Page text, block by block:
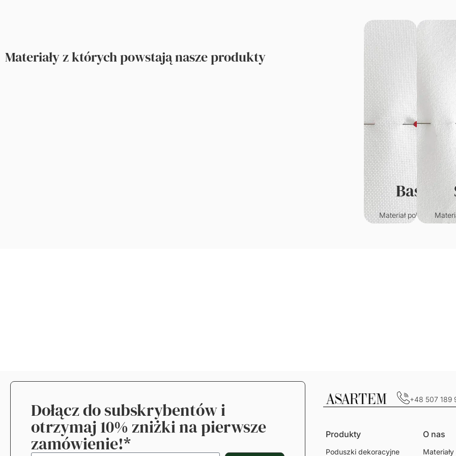
Materiały z których powstają nasze produkty
Basic
Materiał poliestrowy o
klasycznym splocie.
Dołącz do subskrybentów i
otrzymaj 10% zniżki na pierwsze
zamówienie!*
+48 507 189
Produkty
Poduszki dekoracyjne
O nas
Materiały